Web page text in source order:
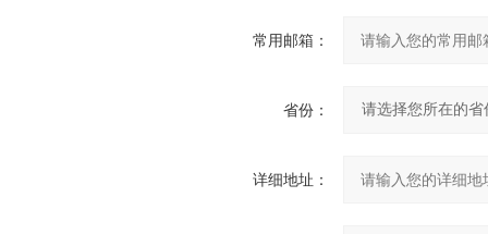
常用邮箱：
省份：
详细地址：